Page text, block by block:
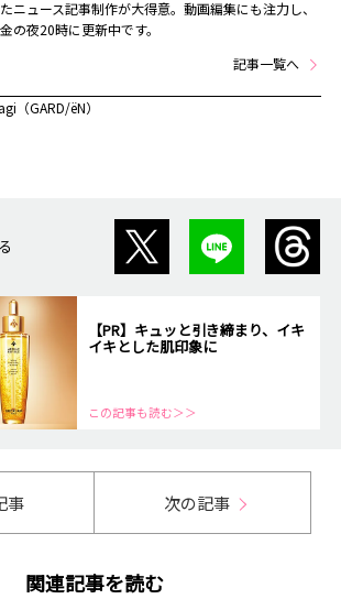
ニュース記事制作が大得意。動画編集にも注力し、
の夜20時に更新中です。
記事一覧へ
（GARD/ëN）
【PR】キュッと引き締まり、イキ
イキとした肌印象に
この記事も読む＞＞
事 次の記事
関連記事を読む